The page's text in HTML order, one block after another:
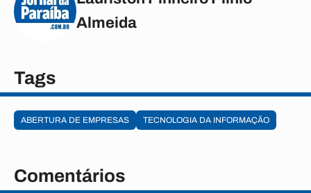
Almeida
Tags
ABERTURA DE EMPRESAS TECNOLOGIA DA INFORMAÇÃO
Comentários